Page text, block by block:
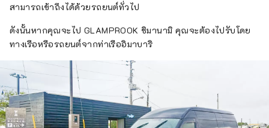
สามารถเข้าถึงได้ด้วยรถยนต์ทั่วไป
ดังนั้นหากคุณจะไป GLAMPROOK ชิมานามิ คุณจะต้องไปรับโดย
ทางเรือหรือรถยนต์จากท่าเรืออิมาบาริ